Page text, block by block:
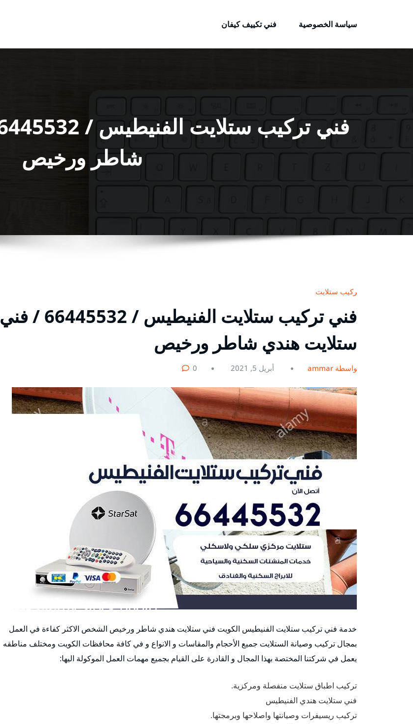
سياسة الخصوصية
فني تكييف كيفان
شاطر ورخيص
تركيب ستلايت
فني تركيب ستلايت الفنيطيس / 66445532 / فني
ستلايت هندي شاطر ورخيص
بواسطة ammar أبريل 5, 2021 0
خدمة فني تركيب ستلايت الفنيطيس الكويت فني ستلايت هندي شاطر ورخيص الشخص الاكثر كفاءة في العمل
بمجال تركيب وصيانة الستلايت جميع الأحجام والمقاسات و الانواع و في كافة محافظات الكويت ومختلف مناطقه
يعمل في شركتنا المختصة بهذا المجال و القادرة على القيام بجميع مهمات العمل الموكولة اليها:
تركيب اطباق ستلايت منفصلة ومركزية.
فني ستلايت هندي الفنيطيس
تركيب ريسيفرات وصيانتها واصلاحها وبرمجتها.